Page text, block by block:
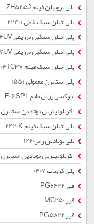
پلی پروپیلن فیلم ZH525J
پلی اتیلن سبک خطی 22401
پلی اتیلن سنگین تزریقی 54B04UV
پلی اتیلن سنگین تزریقی 62N07UV
پلی اتیلن سبک فیلم 2004TC37
پلی استایرن معمولی 1551
اپوکسی رزین مایع E06 SPL
اکریلونیتریل بوتادین استایرن 50 - گرید طبیعی
پلی اتیلن سبک فیلم 2420K
پلی بوتادین رابر1220
اکریلونیتریل بوتادین استایرن 75 - گرید طبیعی
پلی کربنات 0407
قیر PG6422
قیر MC250
قیر PG5822